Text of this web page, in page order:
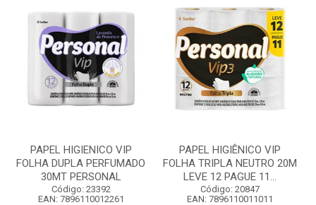
PAPEL HIGIENICO VIP
FOLHA DUPLA PERFUMADO
30MT PERSONAL
Código: 23392
EAN: 7896110012261
PAPEL HIGIÊNICO VIP
FOLHA TRIPLA NEUTRO 20M
LEVE 12 PAGUE 11...
Código: 20847
EAN: 7896110011011